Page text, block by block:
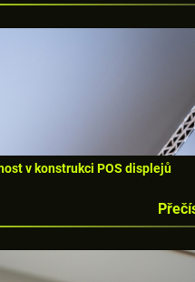
v konstrukci POS displejů